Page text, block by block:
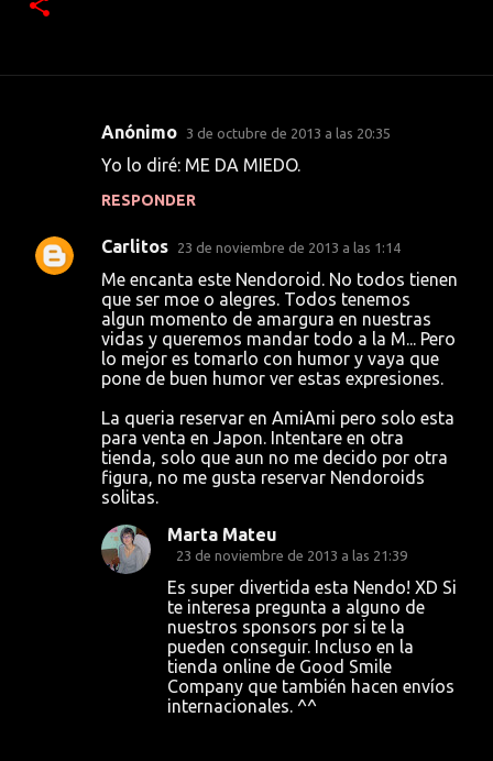
e
n
Anónimo 3 de octubre de 2013 a las 20:35
Yo lo diré: ME DA MIEDO.
RESPONDER
Carlitos 23 de noviembre de 2013 a las 1:14
Me encanta este Nendoroid. No todos tienen
que ser moe o alegres. Todos tenemos
algun momento de amargura en nuestras
vidas y queremos mandar todo a la M... Pero
lo mejor es tomarlo con humor y vaya que
pone de buen humor ver estas expresiones.
La queria reservar en AmiAmi pero solo esta
para venta en Japon. Intentare en otra
tienda, solo que aun no me decido por otra
figura, no me gusta reservar Nendoroids
solitas.
Marta Mateu
23 de noviembre de 2013 a las 21:39
Es super divertida esta Nendo! XD Si
te interesa pregunta a alguno de
nuestros sponsors por si te la
pueden conseguir. Incluso en la
tienda online de Good Smile
Company que también hacen envíos
internacionales. ^^